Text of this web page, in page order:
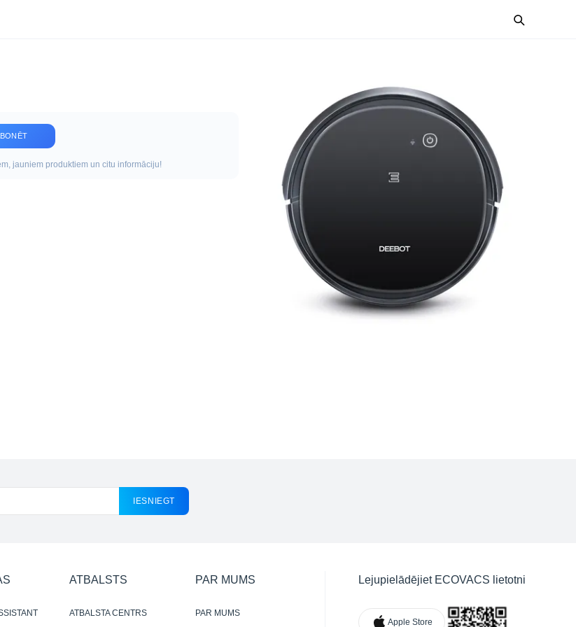
jauniem produktiem un citu informāciju!
IESNIEGT
ATBALSTS
ATBALSTA CENTRS
PAR MUMS
PAR MUMS
Lejupielādējiet ECOVACS lietotni
Apple Store